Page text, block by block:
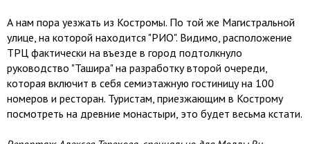
А нам пора уезжать из Костромы. По той же Магистральной
улице, на которой находится "РИО". Видимо, расположение
ТРЦ фактически на въезде в город подтолкнуло
руководство "Ташира" на разработку второй очереди,
которая включит в себя семиэтажную гостиницу на 100
номеров и ресторан. Туристам, приезжающим в Кострому
посмотреть на древние монастыри, это будет весьма кстати.